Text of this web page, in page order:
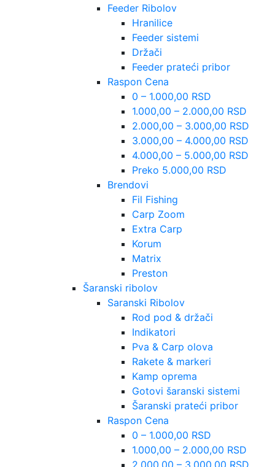
Feeder Ribolov
Hranilice
Feeder sistemi
Držači
Feeder prateći pribor
Raspon Cena
0 – 1.000,00 RSD
1.000,00 – 2.000,00 RSD
2.000,00 – 3.000,00 RSD
3.000,00 – 4.000,00 RSD
4.000,00 – 5.000,00 RSD
Preko 5.000,00 RSD
Brendovi
Fil Fishing
Carp Zoom
Extra Carp
Korum
Matrix
Preston
Šaranski ribolov
Saranski Ribolov
Rod pod & držači
Indikatori
Pva & Carp olova
Rakete & markeri
Kamp oprema
Gotovi šaranski sistemi
Šaranski prateći pribor
Raspon Cena
0 – 1.000,00 RSD
1.000,00 – 2.000,00 RSD
2.000,00 – 3.000,00 RSD